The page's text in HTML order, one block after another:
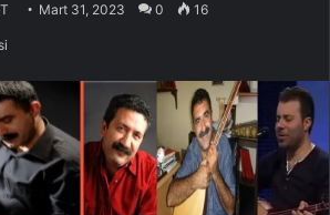
Mart 31, 2023 0 16